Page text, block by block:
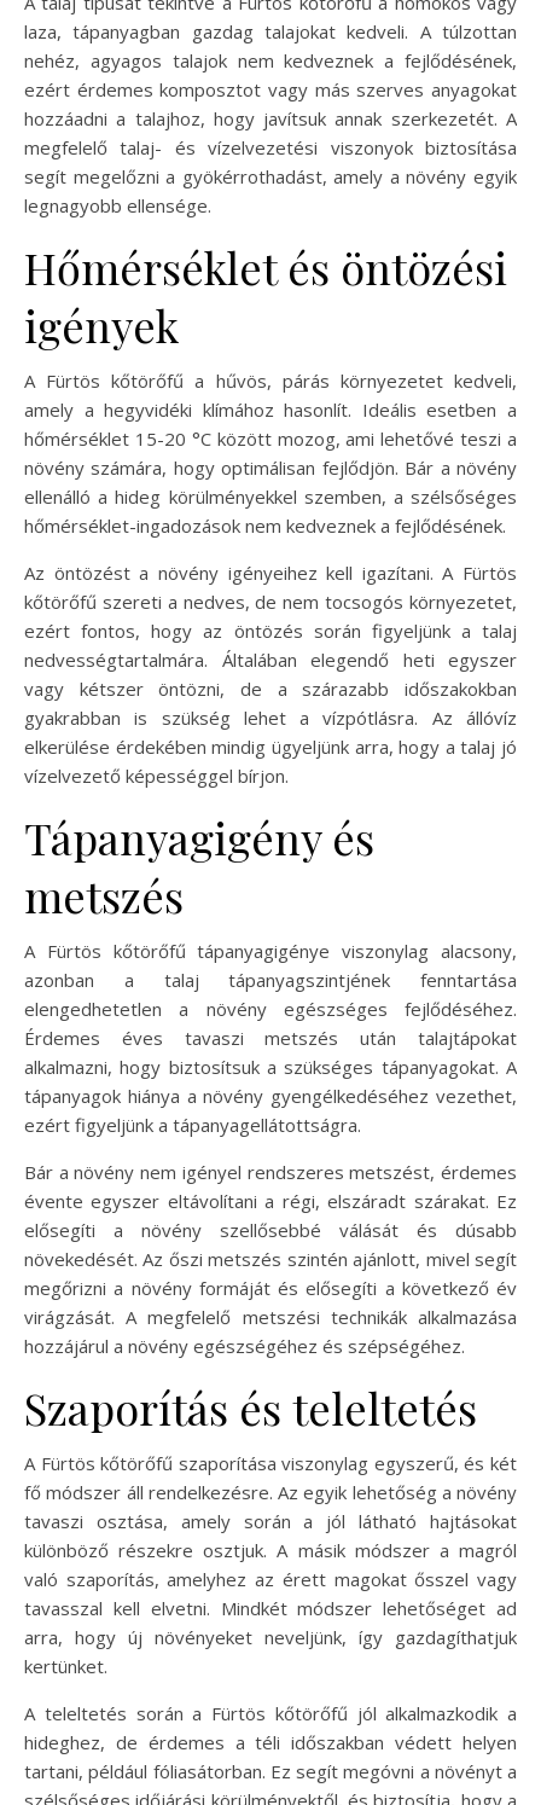
laza, tápanyagban gazdag talajokat kedveli. A túlzottan
nehéz, agyagos talajok nem kedveznek a fejlődésének,
ezért érdemes komposztot vagy más szerves anyagokat
hozzáadni a talajhoz, hogy javítsuk annak szerkezetét. A
megfelelő talaj- és vízelvezetési viszonyok biztosítása
segít megelőzni a gyökérrothadást, amely a növény egyik
legnagyobb ellensége.
Hőmérséklet és öntözési
igények
A Fürtös kőtörőfű a hűvös, párás környezetet kedveli,
amely a hegyvidéki klímához hasonlít. Ideális esetben a
hőmérséklet 15-20 °C között mozog, ami lehetővé teszi a
növény számára, hogy optimálisan fejlődjön. Bár a növény
ellenálló a hideg körülményekkel szemben, a szélsőséges
hőmérséklet-ingadozások nem kedveznek a fejlődésének.
Az öntözést a növény igényeihez kell igazítani. A Fürtös
kőtörőfű szereti a nedves, de nem tocsogós környezetet,
ezért fontos, hogy az öntözés során figyeljünk a talaj
nedvességtartalmára. Általában elegendő heti egyszer
vagy kétszer öntözni, de a szárazabb időszakokban
gyakrabban is szükség lehet a vízpótlásra. Az állóvíz
elkerülése érdekében mindig ügyeljünk arra, hogy a talaj jó
vízelvezető képességgel bírjon.
Tápanyagigény és
metszés
A Fürtös kőtörőfű tápanyagigénye viszonylag alacsony,
azonban a talaj tápanyagszintjének fenntartása
elengedhetetlen a növény egészséges fejlődéséhez.
Érdemes éves tavaszi metszés után talajtápokat
alkalmazni, hogy biztosítsuk a szükséges tápanyagokat. A
tápanyagok hiánya a növény gyengélkedéséhez vezethet,
ezért figyeljünk a tápanyagellátottságra.
Bár a növény nem igényel rendszeres metszést, érdemes
évente egyszer eltávolítani a régi, elszáradt szárakat. Ez
elősegíti a növény szellősebbé válását és dúsabb
növekedését. Az őszi metszés szintén ajánlott, mivel segít
megőrizni a növény formáját és elősegíti a következő év
virágzását. A megfelelő metszési technikák alkalmazása
hozzájárul a növény egészségéhez és szépségéhez.
Szaporítás és teleltetés
A Fürtös kőtörőfű szaporítása viszonylag egyszerű, és két
fő módszer áll rendelkezésre. Az egyik lehetőség a növény
tavaszi osztása, amely során a jól látható hajtásokat
különböző részekre osztjuk. A másik módszer a magról
való szaporítás, amelyhez az érett magokat ősszel vagy
tavasszal kell elvetni. Mindkét módszer lehetőséget ad
arra, hogy új növényeket neveljünk, így gazdagíthatjuk
kertünket.
A teleltetés során a Fürtös kőtörőfű jól alkalmazkodik a
hideghez, de érdemes a téli időszakban védett helyen
tartani, például fóliasátorban. Ez segít megóvni a növényt a
szélsőséges időjárási körülményektől, és biztosítja, hogy a